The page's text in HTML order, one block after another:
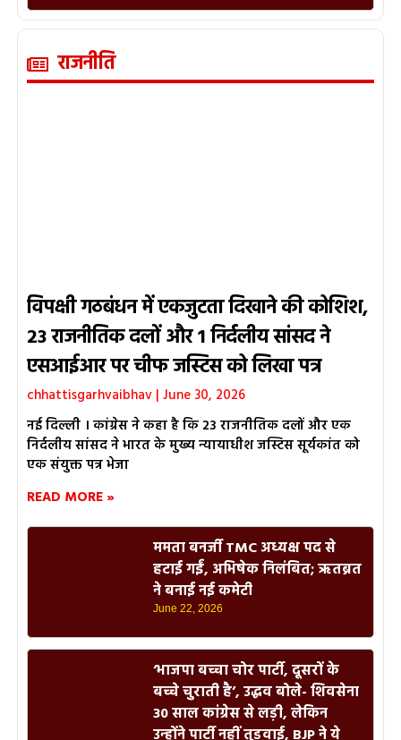
राजनीति
विपक्षी गठबंधन में एकजुटता दिखाने की कोशिश,
23 राजनीतिक दलों और 1 निर्दलीय सांसद ने
एसआईआर पर चीफ जस्टिस को लिखा पत्र
chhattisgarhvaibhav June 30, 2026
नई दिल्ली । कांग्रेस ने कहा है कि 23 राजनीतिक दलों और एक
निर्दलीय सांसद ने भारत के मुख्य न्यायाधीश जस्टिस सूर्यकांत को
एक संयुक्त पत्र भेजा
READ MORE »
ममता बनर्जी TMC अध्यक्ष पद से
हटाई गईं, अभिषेक निलंबित; ऋतब्रत
ने बनाई नई कमेटी
June 22, 2026
‘भाजपा बच्चा चोर पार्टी, दूसरों के
बच्चे चुराती है’, उद्धव बोले- शिवसेना
30 साल कांग्रेस से लड़ी, लेकिन